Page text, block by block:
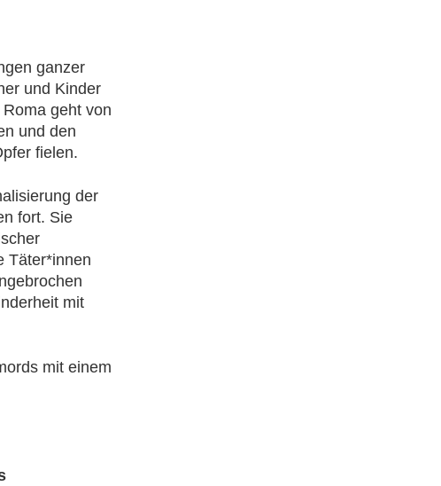
ganzer
und Kinder
geht von
und den
fielen.
der
fort. Sie
Täter*innen
mit
mit einem